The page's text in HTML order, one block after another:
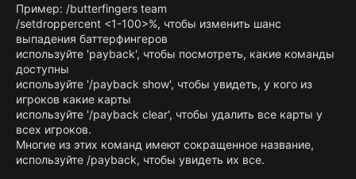
Пример: /butterfingers team
/setdroppercent <1-100>%, чтобы изменить шанс
выпадения баттерфингеров
используйте 'payback', чтобы посмотреть, какие команды
доступны
используйте '/payback show', чтобы увидеть, у кого из
игроков какие карты
используйте '/payback clear', чтобы удалить все карты у
всех игроков.
Многие из этих команд имеют сокращенное название,
используйте /payback, чтобы увидеть их все.